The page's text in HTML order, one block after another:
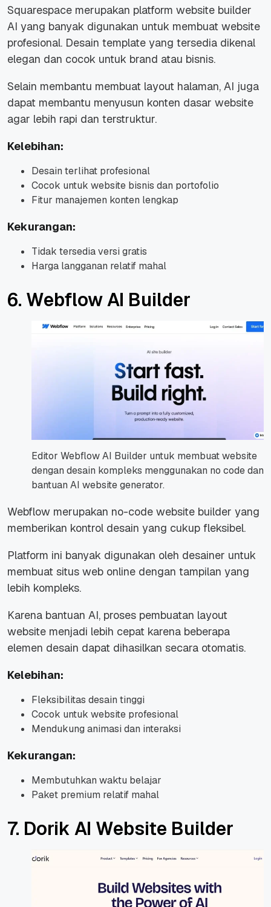
Squarespace merupakan platform website builder
AI yang banyak digunakan untuk membuat website
profesional. Desain template yang tersedia dikenal
elegan dan cocok untuk brand atau bisnis.
Selain membantu membuat layout halaman, AI juga
dapat membantu menyusun konten dasar website
agar lebih rapi dan terstruktur.
Kelebihan:
Desain terlihat profesional
Cocok untuk website bisnis dan portofolio
Fitur manajemen konten lengkap
Kekurangan:
Tidak tersedia versi gratis
Harga langganan relatif mahal
6. Webflow AI Builder
Editor Webflow AI Builder untuk membuat website
dengan desain kompleks menggunakan no code dan
bantuan AI website generator.
Webflow merupakan no-code website builder yang
memberikan kontrol desain yang cukup fleksibel.
Platform ini banyak digunakan oleh desainer untuk
membuat situs web online dengan tampilan yang
lebih kompleks.
Karena bantuan AI, proses pembuatan layout
website menjadi lebih cepat karena beberapa
elemen desain dapat dihasilkan secara otomatis.
Kelebihan:
Fleksibilitas desain tinggi
Cocok untuk website profesional
Mendukung animasi dan interaksi
Kekurangan:
Membutuhkan waktu belajar
Paket premium relatif mahal
7. Dorik AI Website Builder